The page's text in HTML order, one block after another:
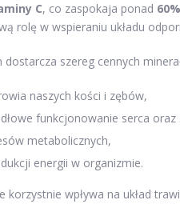
C, co zaspokaja ponad 60%
rolę w wspieraniu układu
szereg cennych
naszych kości i zębów,
funkcjonowanie serca
metabolicznych,
energii w organizmie.
korzystnie wpływa na układ